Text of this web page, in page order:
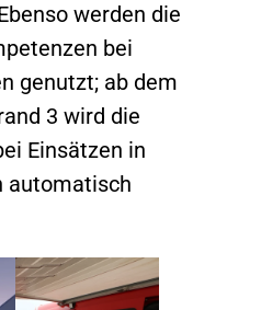
werden die
bei
genutzt; ab dem
3 wird die
Einsätzen in
automatisch